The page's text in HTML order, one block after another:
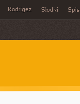
Rodrigez Słodki Spis